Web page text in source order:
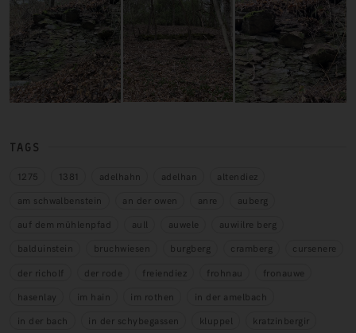
TAGS
1275 1381 adelhahn adelhan
altendiez
am schwalbenstein
an der owen anre
auberg
auf dem mühlenpfad
aull auwele
auwiilre berg
balduinstein
bruchwiesen burgberg cramberg
cursenere
der richolf
der rode freiendiez frohnau
fronauwe
hasenlay
im hain im rothen
in der amelbach
in der bach
in der schybegassen kluppel kratzinbergir